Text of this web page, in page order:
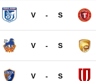
V - S
V - S
V - S